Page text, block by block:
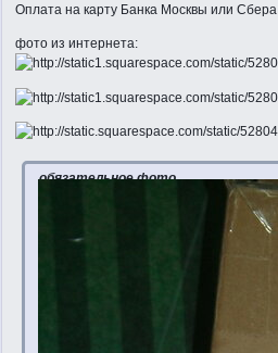
Оплата на карту Банка Москвы или Сбера
фото из интернета:
обязательное фото